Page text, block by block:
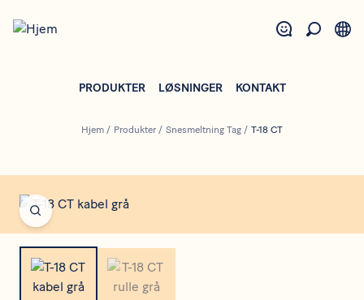
PRODUKTER LØSNINGER KONTAKT
Hjem / Produkter / Snesmeltning Tag / T-18 CT
Open fullscreen